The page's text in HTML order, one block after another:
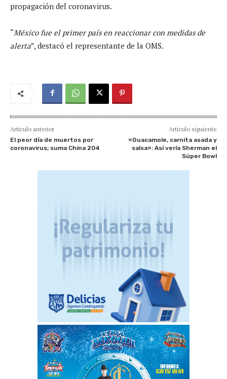
propagación del coronavirus.
“México fue el primer país en reaccionar con medidas de
alerta”, destacó el representante de la OMS.
Artículo anterior
El peor día de muertos por
coronavirus; suma China 204
Artículo siguiente
«Guacamole, carnita asada y
salsa»: Así vería Sherman el
Súper Bowl